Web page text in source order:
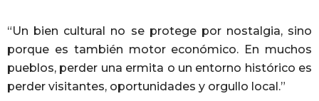
“Un bien cultural no se protege por nostalgia, sino
porque es también motor económico. En muchos
pueblos, perder una ermita o un entorno histórico es
perder visitantes, oportunidades y orgullo local.”